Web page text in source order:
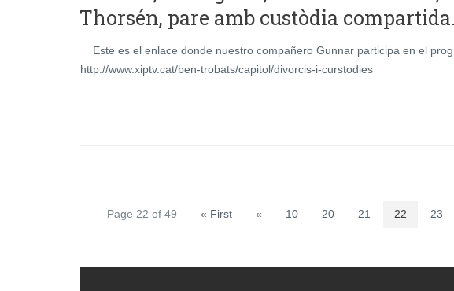
Thorsén, pare amb custòdia compartida.
Este es el enlace donde nuestro compañero Gunnar participa en el
http://www.xiptv.cat/ben-trobats/capitol/divorcis-i-curstodies
Page 22 of 49 « First « 10 20 21 22 23